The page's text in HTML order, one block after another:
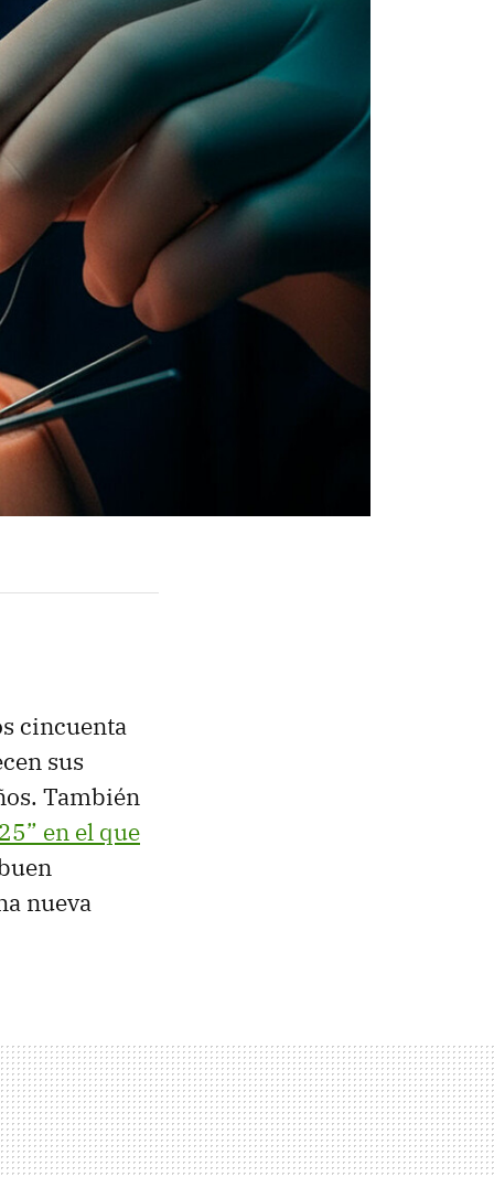
cincuenta
sus
También
en el que
nueva